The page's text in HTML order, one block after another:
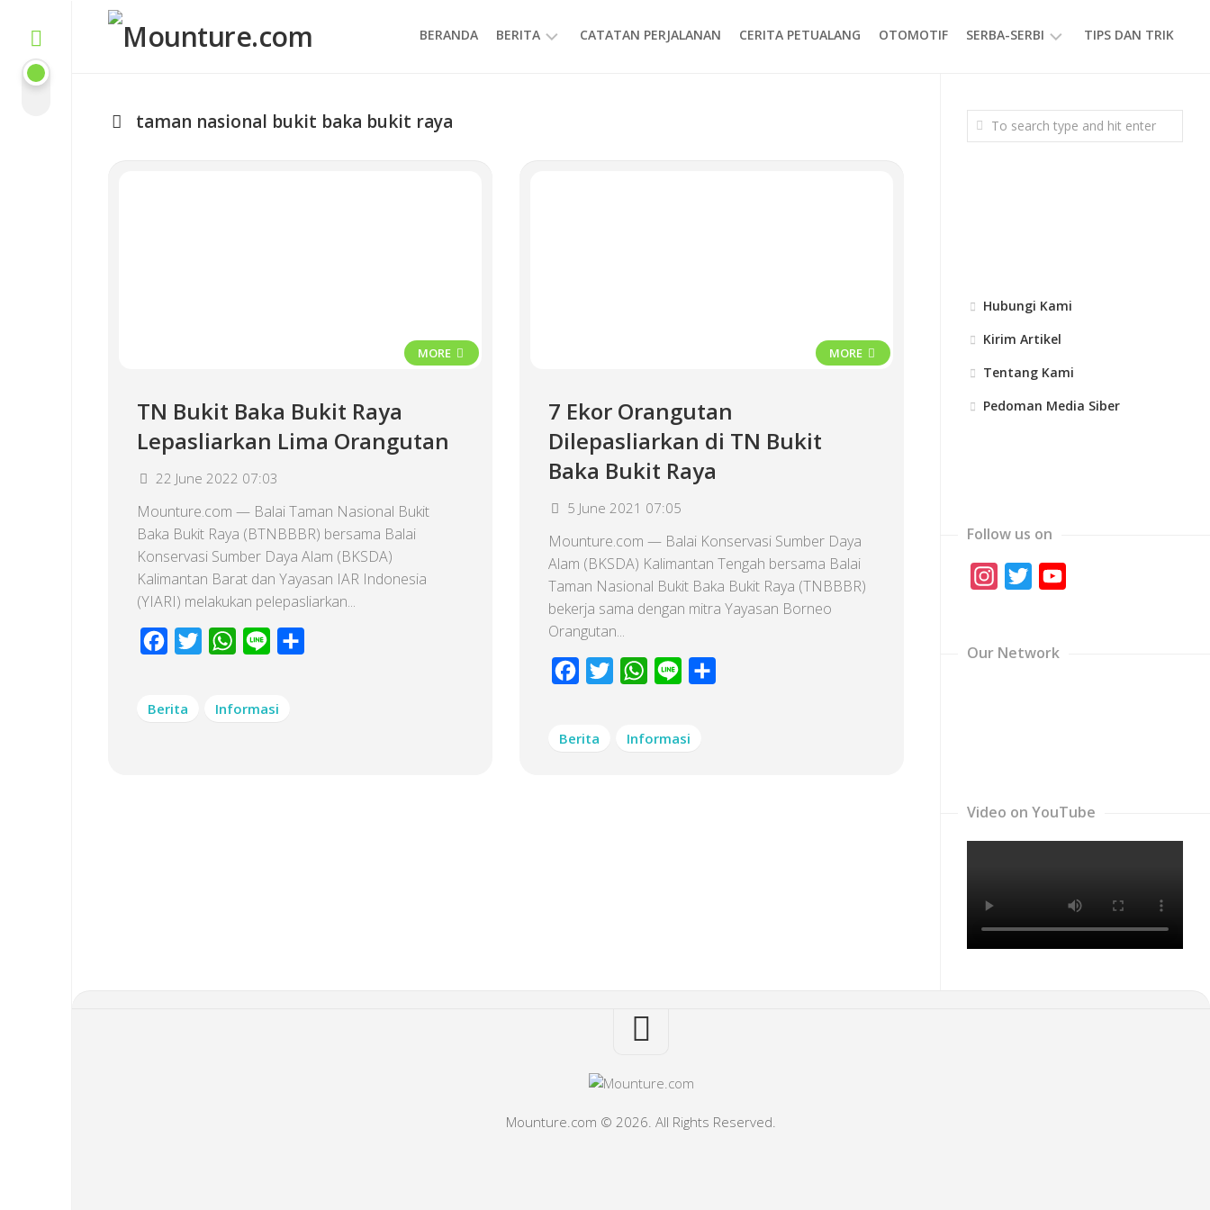
content
BERANDA BERITA CATATAN PERJALANAN CERITA PETUALANG OTOMOTIF SERBA-SERBI
GAYA
HIDUP
TIPS DAN TRIK
taman nasional bukit baka bukit raya
MORE
TN Bukit Baka Bukit Raya
Lepasliarkan Lima Orangutan
22 June 2022 07:03
Mounture.com — Balai Taman Nasional Bukit
Baka Bukit Raya (BTNBBBR) bersama Balai
Konservasi Sumber Daya Alam (BKSDA)
Kalimantan Barat dan Yayasan IAR Indonesia
(YIARI) melakukan pelepasliarkan...
Facebook
Twitter WhatsApp
Line
Berita Informasi
MORE
7 Ekor Orangutan
Dilepasliarkan di TN Bukit
Baka Bukit Raya
5 June 2021 07:05
Mounture.com — Balai Konservasi Sumber Daya
Alam (BKSDA) Kalimantan Tengah bersama Balai
Taman Nasional Bukit Baka Bukit Raya (TNBBBR)
bekerja sama dengan mitra Yayasan Borneo
Orangutan...
Facebook
Twitter WhatsApp
Line
Berita Informasi
Hubungi Kami
Kirim Artikel
Tentang Kami
Pedoman Media Siber
Follow us on
Instagram
Twitter
Our Network
Video on YouTube
Mounture.com © 2026. All Rights Reserved.